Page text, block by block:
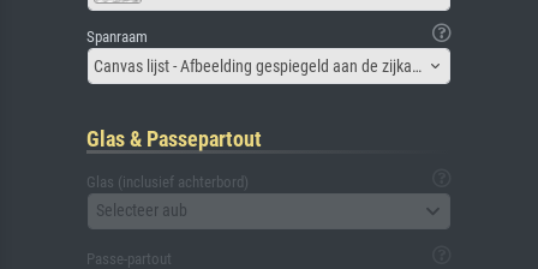
Spanraam
Canvas lijst - Afbeelding gespiegeld aan de zijkant
Glas & Passepartout
Glas (inclusief achterbord)
Selecteer aub
Passe-partout